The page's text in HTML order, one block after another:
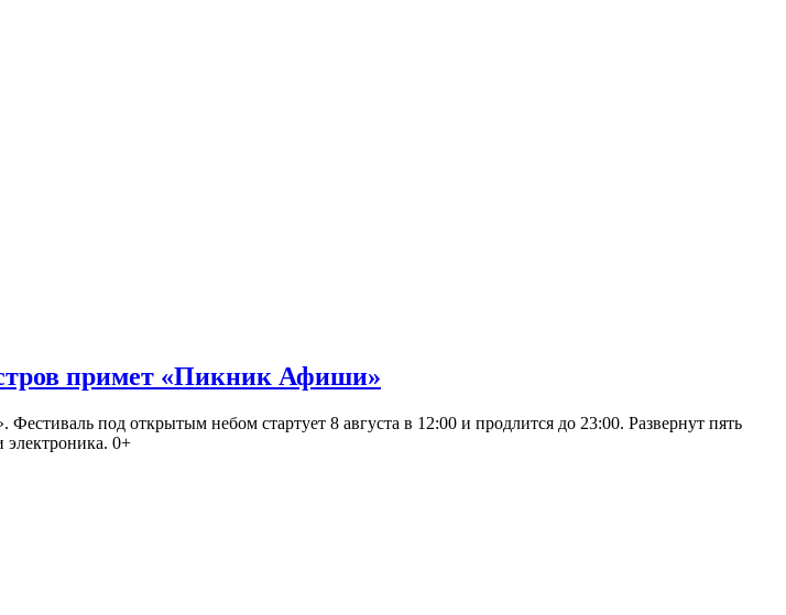
примет «Пикник Афиши»
под открытым небом стартует 8 августа в 12:00 и продлится до 23:00. Развернут пять
0+